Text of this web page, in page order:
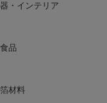
器・インテリア
食品
箔材料